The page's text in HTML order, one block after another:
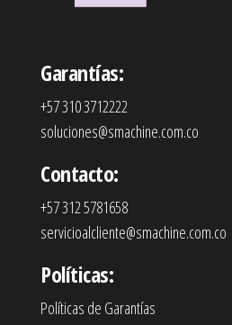
Garantías:
+57 310 3712222
soluciones@smachine.com.co
Contacto:
+57 312 5781658
servicioalcliente@smachine.com.co
Políticas:
Políticas de Garantías